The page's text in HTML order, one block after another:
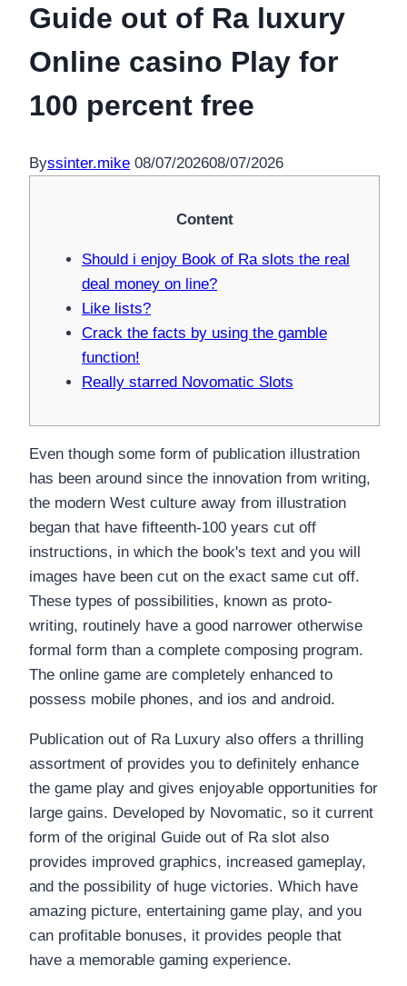
Guide out of Ra luxury
Online casino Play for
100 percent free
Byssinter.mike 08/07/202608/07/2026
Content
Should i enjoy Book of Ra slots the real
deal money on line?
Like lists?
Crack the facts by using the gamble
function!
Really starred Novomatic Slots
Even though some form of publication illustration
has been around since the innovation from writing,
the modern West culture away from illustration
began that have fifteenth-100 years cut off
instructions, in which the book's text and you will
images have been cut on the exact same cut off.
These types of possibilities, known as proto-
writing, routinely have a good narrower otherwise
formal form than a complete composing program.
The online game are completely enhanced to
possess mobile phones, and ios and android.
Publication out of Ra Luxury also offers a thrilling
assortment of provides you to definitely enhance
the game play and gives enjoyable opportunities for
large gains. Developed by Novomatic, so it current
form of the original Guide out of Ra slot also
provides improved graphics, increased gameplay,
and the possibility of huge victories. Which have
amazing picture, entertaining game play, and you
can profitable bonuses, it provides people that
have a memorable gaming experience.